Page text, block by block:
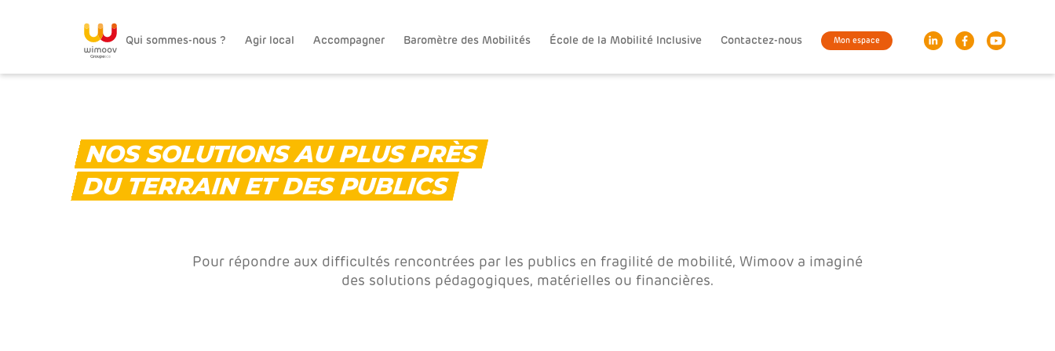
Qui sommes-nous ? Agir local Accompagner Baromètre des Mobilités École de la Mobilité Inclusive Contactez-nous Mon espace
NOS SOLUTIONS AU PLUS PRÈS
DU TERRAIN ET DES PUBLICS
Pour répondre aux difficultés rencontrées par les publics en fragilité de mobilité, Wimoov a imaginé
des solutions pédagogiques, matérielles ou financières.